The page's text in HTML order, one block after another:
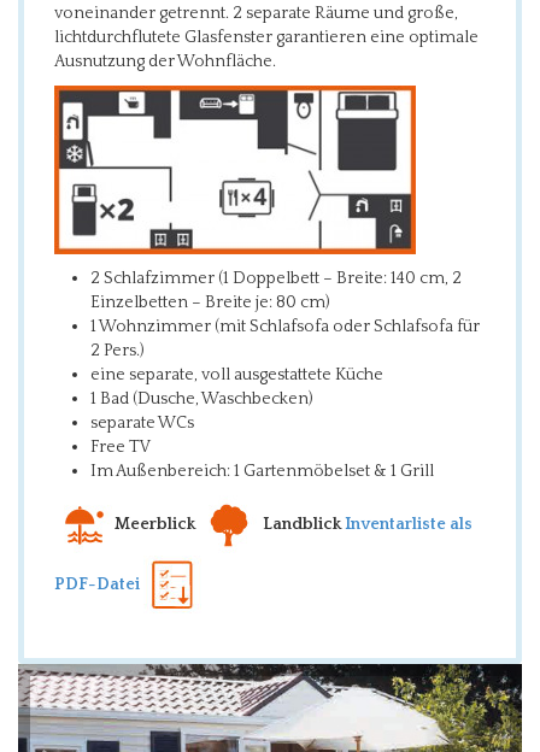
voneinander getrennt. 2 separate Räume und große,
lichtdurchflutete Glasfenster garantieren eine optimale
Ausnutzung der Wohnfläche.
2 Schlafzimmer (1 Doppelbett – Breite: 140 cm, 2
Einzelbetten – Breite je: 80 cm)
1 Wohnzimmer (mit Schlafsofa oder Schlafsofa für
2 Pers.)
eine separate, voll ausgestattete Küche
1 Bad (Dusche, Waschbecken)
separate WCs
Free TV
Im Außenbereich: 1 Gartenmöbelset & 1 Grill
Meerblick LandblickInventarliste als
PDF-Datei